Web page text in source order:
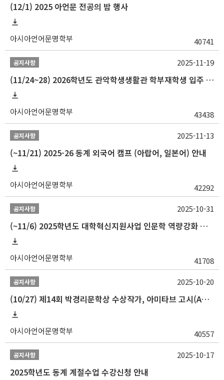
(12/1) 2025 아언문 전공의 밤 행사
아시아언어문명학부 40741
공지사항
(11/24~28) 2026학년도 관악학생생활관 학부재학생 입주 신청 일정 안내
아시아언어문명학부 43438
2025-11-19
공지사항
(~11/21) 2025-26 동계 외국어 캠프 (아랍어, 일본어) 안내
아시아언어문명학부 42292
2025-11-13
공지사항
(~11/6) 2025학년도 대학혁신지원사업 인문학 역량강화 동계 인턴십 참가자 선발 안내
아시아언어문명학부 41708
2025-10-31
공지사항
(10/27) 제14회 박경리문학상 수상작가, 아미타브 고시(Amitav Ghosh) 강연 안내
아시아언어문명학부 40557
2025-10-20
공지사항
2025학년도 동계 계절수업 수강신청 안내
2025-10-17